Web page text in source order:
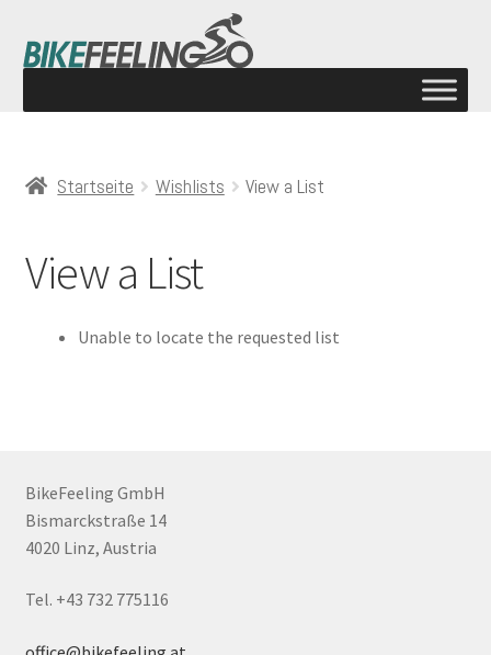
Startseite Wishlists View a List
View a List
Unable to locate the requested list
BikeFeeling GmbH
Bismarckstraße 14
4020 Linz, Austria
Tel. +43 732 775116